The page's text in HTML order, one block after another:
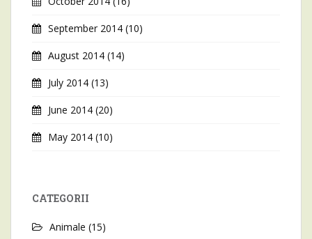
September 2014 (10)
August 2014 (14)
July 2014 (13)
June 2014 (20)
May 2014 (10)
CATEGORII
Animale (15)